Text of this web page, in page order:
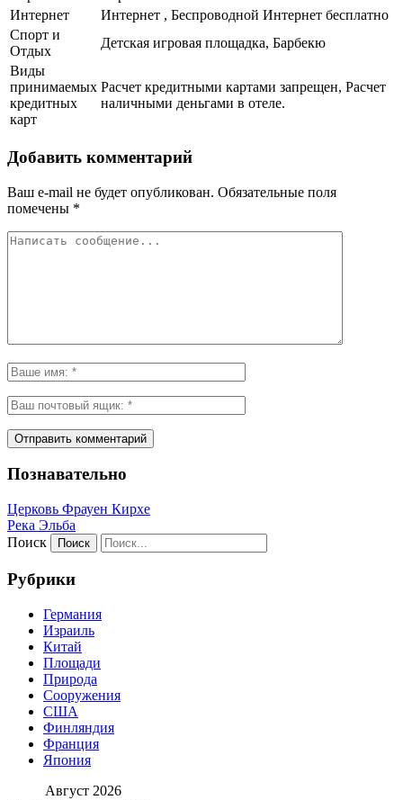
Интернет
Интернет , Беспроводной Интернет бесплатно
Спорт и
Отдых
Детская игровая площадка, Барбекю
Виды
принимаемых
кредитных
карт
Расчет кредитными картами запрещен, Расчет
наличными деньгами в отеле.
Добавить комментарий
Ваш e-mail не будет опубликован. Обязательные поля
помечены *
Познавательно
Церковь Фрауен Кирхе
Река Эльба
Поиск
Рубрики
Германия
Израиль
Китай
Площади
Природа
Сооружения
США
Финляндия
Франция
Япония
Август 2026